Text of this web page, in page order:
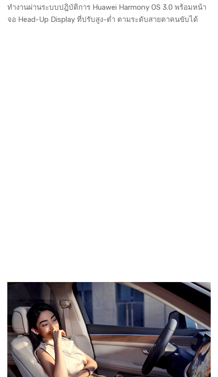
ทำงานผ่านระบบปฎิบัติการ Huawei Harmony OS 3.0 พร้อมหน้า
จอ Head-Up Display ที่ปรับสูง-ต่ำ ตามระดับสายตาคนขับได้